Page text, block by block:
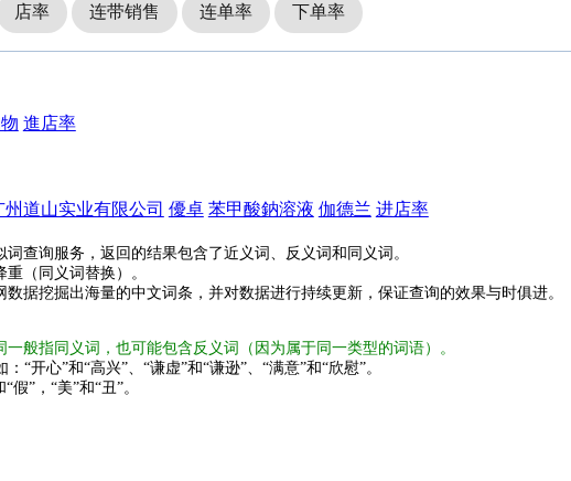
店率 连带销售 连单率 下单率
進店率
州道山实业有限公司 優卓 苯甲酸鈉溶液 伽德兰 进店率
查询服务，返回的结果包含了近义词、反义词和同义词。
（同义词替换）。
据挖掘出海量的中文词条，并对数据进行持续更新，保证查询的效果与时俱进。
般指同义词，也可能包含反义词（因为属于同一类型的词语）。
开心”和“高兴”、“谦虚”和“谦逊”、“满意”和“欣慰”。
”，“美”和“丑”。